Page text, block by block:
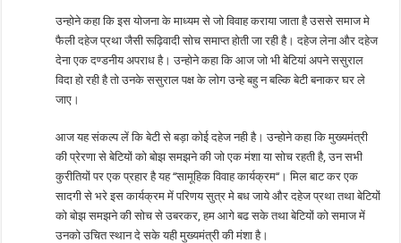
उन्होने कहा कि इस योजना के माध्यम से जो विवाह कराया जाता है उससे समाज मे
फैली दहेज प्रथा जैसी रूढ़िवादी सोच समाप्त होती जा रही है। दहेज लेना और दहेज
देना एक दण्डनीय अपराध है। उन्होने कहा कि आज जो भी बेटियां अपने ससुराल
विदा हो रही है तो उनके ससुराल पक्ष के लोग उन्हे बहु न बल्कि बेटी बनाकर घर ले
जाए।
आज यह संकल्प लें कि बेटी से बड़ा कोई दहेज नही है। उन्होने कहा कि मुख्यमंत्री
की प्रेरणा से बेटियों को बोझ समझने की जो एक मंशा या सोच रहती है, उन सभी
कुरीतियों पर एक प्रहार है यह ‘‘सामूहिक विवाह कार्यक्रम‘‘। मिल बाट कर एक
सादगी से भरे इस कार्यक्रम में परिणय सुत्र मे बध जाये और दहेज प्रथा तथा बेटियों
को बोझ समझने की सोच से उबरकर, हम आगे बढ सके तथा बेटियों को समाज में
उनको उचित स्थान दे सके यही मुख्यमंत्री की मंशा है।